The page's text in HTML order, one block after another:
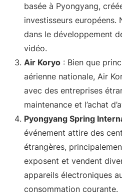
basée à Pyongyang,
investisseurs européens.
dans le développement
vidéo.
Air Koryo : Bien que
aérienne nationale, Air
avec des entreprises
maintenance et l’achat
Pyongyang Spring
événement attire des
étrangères,
exposent et vendent
appareils électroniques
consommation courante.